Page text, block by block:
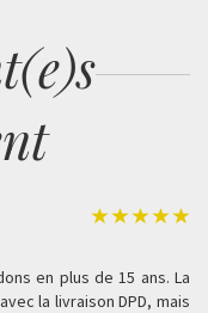
en plus de 15 ans. La
la livraison DPD, mais